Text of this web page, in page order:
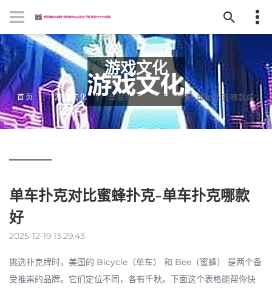
游戏文化
首页 游戏文化 单车扑克对比蜜蜂扑克-单车扑克哪款好
单车扑克对比蜜蜂扑克-单车扑克哪款
好
2025-12-19 13:29:43
挑选扑克牌时，美国的 Bicycle（单车） 和 Bee（蜜蜂）
是两个备
受推崇的品牌。它们定位不同，各有千秋。下面这个表格能帮你快